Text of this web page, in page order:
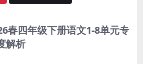
春四年级下册语文1-8单元专
解析